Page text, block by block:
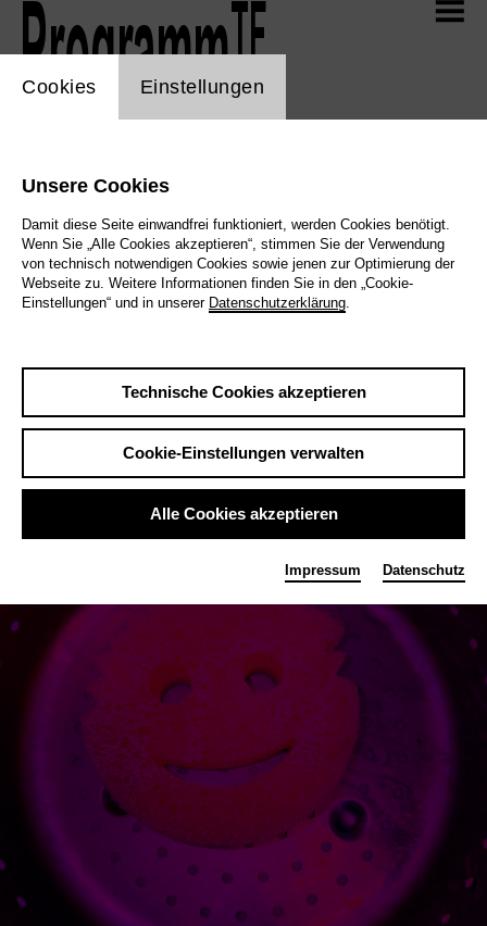
Zum Hauptinhalt der Seite springen
Cookies
Einstellungen
Unsere Cookies
Damit diese Seite einwandfrei funktioniert, werden Cookies benötigt.
Wenn Sie „Alle Cookies akzeptieren“, stimmen Sie der Verwendung
von technisch notwendigen Cookies sowie jenen zur Optimierung der
Webseite zu. Weitere Informationen finden Sie in den „Cookie-
Einstellungen“ und in unserer Datenschutzerklärung.
Technische Cookies akzeptieren
Cookie-Einstellungen verwalten
Alle Cookies akzeptieren
Impressum Datenschutz
AktuellTF
ProgrammTF
SelfiesTF
MediathekTF
InfoTF
ProgrammTF
Mitmachen! 2026/27
Alle Musiktheater Schauspiel
Tanz
Junges Theater
Konzert